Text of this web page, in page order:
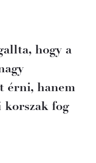
hogy a
érni, hanem
fog